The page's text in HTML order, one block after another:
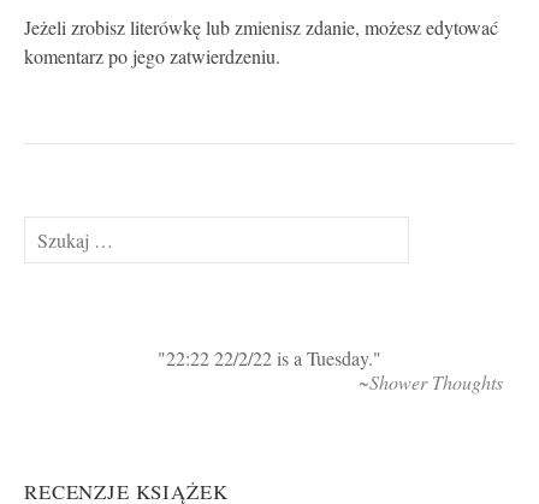
Jeżeli zrobisz literówkę lub zmienisz zdanie, możesz edytować
komentarz po jego zatwierdzeniu.
Szukaj:
22:22 22/2/22 is a Tuesday.
~Shower Thoughts
RECENZJE KSIĄŻEK